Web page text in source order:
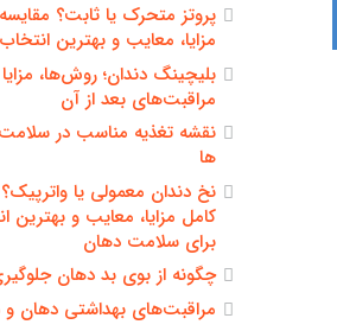
پروتز متحرک یا ثابت؟
مزایا، معایب و بهترین انتخاب
بلیچینگ دندان؛ روش‌ها،
مراقبت‌های بعد از آن
نقشه تغذیه مناسب در
ها
نخ دندان معمولی یا
کامل مزایا، معایب و بهترین
برای سلامت دهان
چگونه از بوی بد دهان
مراقبت‌های بهداشتی دهان و